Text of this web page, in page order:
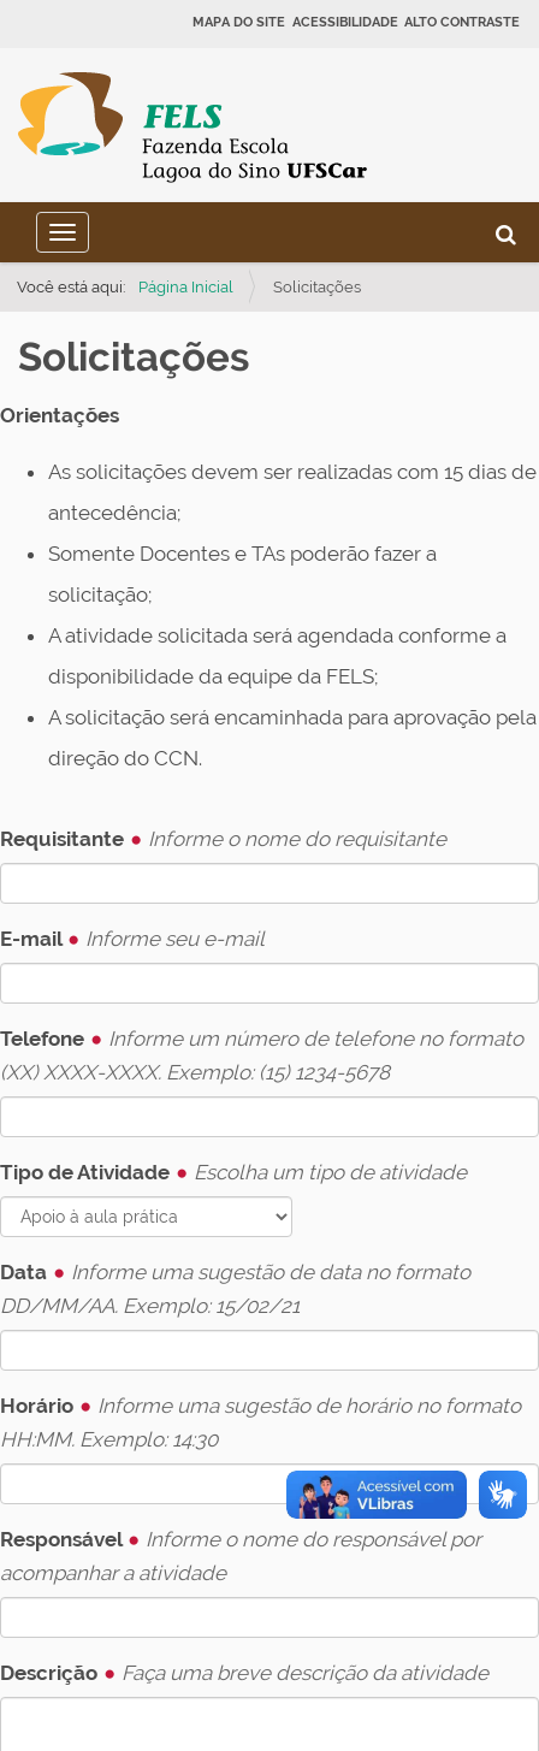
MAPA DO SITE ACESSIBILIDADE ALTO CONTRASTE
ç
Toggle navigation
Você está aqui: Página Inicial Solicitações
Solicitações
Orientações
As solicitações devem ser realizadas com 15 dias de
antecedência;
Somente Docentes e TAs poderão fazer a
solicitação;
A atividade solicitada será agendada conforme a
disponibilidade da equipe da FELS;
A solicitação será encaminhada para aprovação pela
direção do CCN.
Requisitante Informe o nome do requisitante
E-mail Informe seu e-mail
Telefone
Informe um número de telefone no formato
(XX) XXXX-XXXX. Exemplo: (15) 1234-5678
Tipo de Atividade Escolha um tipo de atividade
Data
Informe uma sugestão de data no formato
DD/MM/AA. Exemplo: 15/02/21
Horário
Informe uma sugestão de horário no formato
HH:MM. Exemplo: 14:30
Responsável
Informe o nome do responsável por
acompanhar a atividade
Descrição Faça uma breve descrição da atividade